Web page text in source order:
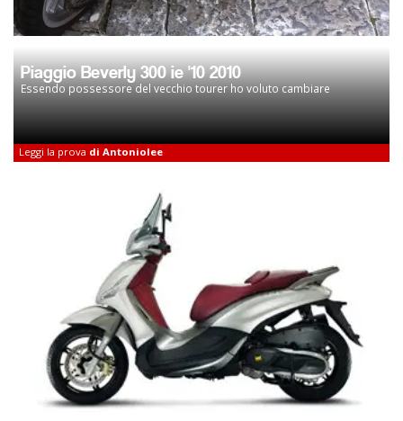
Piaggio Beverly 300 ie '10 2010
Essendo possessore del vecchio tourer ho voluto cambiare
Leggi la prova di Antoniolee